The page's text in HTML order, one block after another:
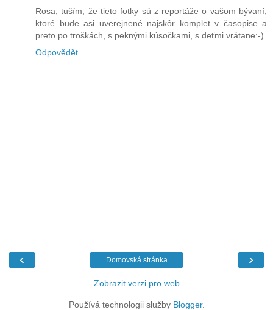
Rosa, tuším, že tieto fotky sú z reportáže o vašom bývaní,
ktoré bude asi uverejnené najskôr komplet v časopise a
preto po troškách, s peknými kúsočkami, s deťmi vrátane:-)
Odpovědět
‹ ›
Domovská stránka
Zobrazit verzi pro web
Používá technologii služby Blogger.